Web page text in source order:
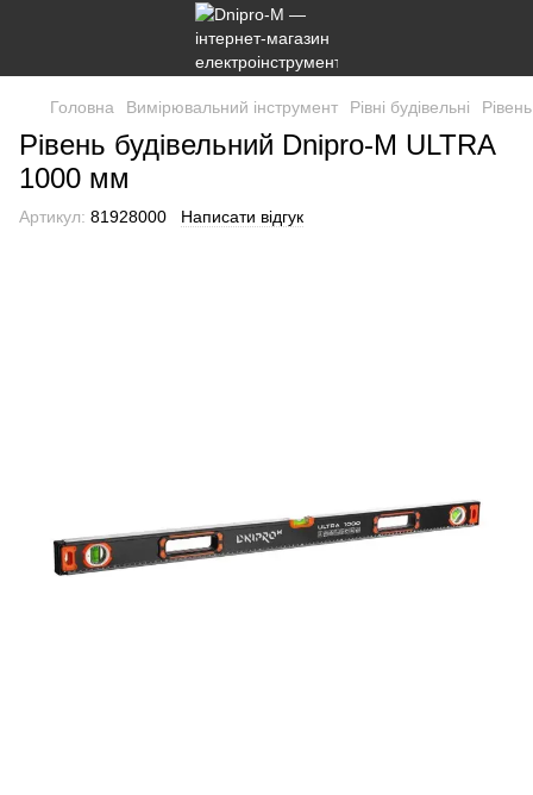
Головна Вимірювальний інструмент Рівні будівельні
Рівень будівельний Dnipro-M ULTRA
1000 мм
Артикул: 81928000 Написати відгук